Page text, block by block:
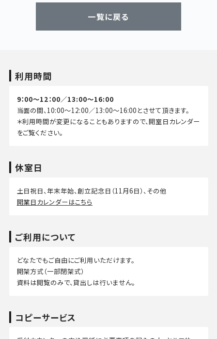
一覧に戻る
利用時間
9：00～12：00／13:00～16:00
当面の間、10:00～12:00／13:00～16:00とさせて頂きます。
＊利用時間が変更になることもありますので、開室日カレンダー
をご覧ください。
休室日
土日祝日、年末年始、創立記念日（11月6日）、その他
開業日カレンダーはこちら
ご利用について
どなたでもご自由にご利用いただけます。
開架方式（一部閉架式）
資料は閲覧のみで、貸出しは行いません。
コピーサービス